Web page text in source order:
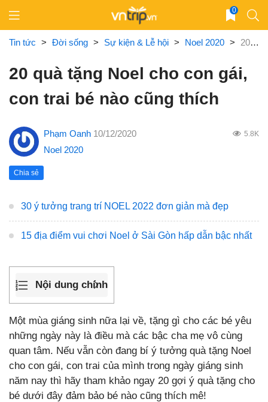
content
0
Tin tức > Đời sống > Sự kiện & Lễ hội > Noel 2020 > 20 quà tặng Noel cho con gái, con trai bé nào cũng thích
20 quà tặng Noel cho con gái,
con trai bé nào cũng thích
Phạm Oanh 10/12/2020 5.8K
Noel 2020
Chia sẻ
30 ý tưởng trang trí NOEL 2022 đơn giản mà đẹp
15 địa điểm vui chơi Noel ở Sài Gòn hấp dẫn bậc nhất
Nội dung chính
Một mùa giáng sinh nữa lại về, tặng gì cho các bé yêu
những ngày này là điều mà các bậc cha mẹ vô cùng
quan tâm. Nếu vẫn còn đang bí ý tưởng quà tặng Noel
cho con gái, con trai của mình trong ngày giáng sinh
năm nay thì hãy tham khảo ngay 20 gợi ý quà tặng cho
bé dưới đây đảm bảo bé nào cũng thích mê!